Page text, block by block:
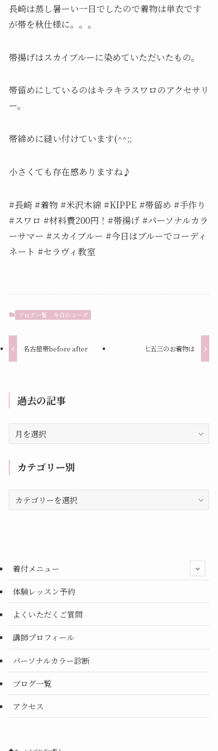
長崎は蒸し暑ーい一日でしたので着物は単衣です
が帯を秋仕様に。。。
帯揚げはスカイブルーに染めていただいたもの。
帯留めにしているのはキラキラスワロのアクセサリ
ー。
帯締めに縫い付けています(^^;;
小さくても存在感ありますね♪
#長崎 #着物 #米沢木綿 #KIPPE #帯留め #手作り
#スワロ #材料費200円！#帯揚げ #パーソナルカラ
ーサマー #スカイブルー #今日はブルーでコーディ
ネート #セラヴィ教室
ブログ一覧 今日のコーデ
名古屋帯before after 七五三のお着物は
過去の記事
去
事
カテゴリー別
テ
着付メニュー
体験レッスン予約
よくいただくご質問
講師プロフィール
パーソナルカラー診断
ブログ一覧
アクセス